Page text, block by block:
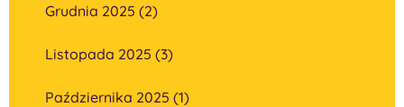
Grudnia 2025 (2)
Listopada 2025 (3)
Października 2025 (1)